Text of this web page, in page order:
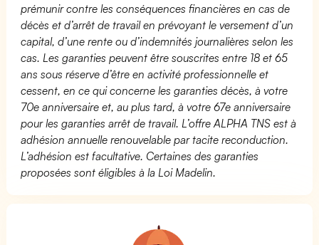
prémunir contre les conséquences financières en cas de
décès et d’arrêt de travail en prévoyant le versement d’un
capital, d’une rente ou d’indemnités journalières selon les
cas. Les garanties peuvent être souscrites entre 18 et 65
ans sous réserve d’être en activité professionnelle et
cessent, en ce qui concerne les garanties décès, à votre
70e anniversaire et, au plus tard, à votre 67e anniversaire
pour les garanties arrêt de travail. L’offre ALPHA TNS est à
adhésion annuelle renouvelable par tacite reconduction.
L’adhésion est facultative. Certaines des garanties
proposées sont éligibles à la Loi Madelin.